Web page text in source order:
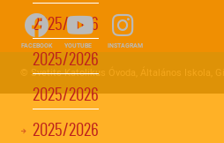
2025/2026
2025/2026
2025/2026
2025/2026
FACEBOOK YOUTUBE INSTAGRAM
© Svetits Katolikus Óvoda, Általános Iskola,